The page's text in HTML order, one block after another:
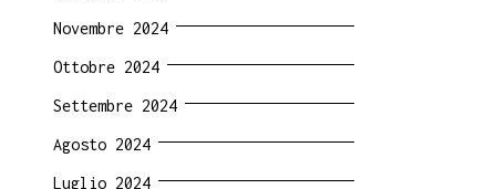
Novembre 2024
Ottobre 2024
Settembre 2024
Agosto 2024
Luglio 2024